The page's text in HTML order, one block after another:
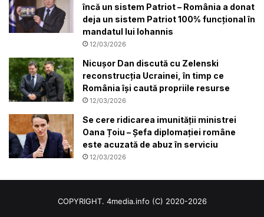
încă un sistem Patriot – România a donat
deja un sistem Patriot 100% funcțional în
mandatul lui Iohannis
12/03/2026
Nicușor Dan discută cu Zelenski
reconstrucția Ucrainei, în timp ce
România își caută propriile resurse
12/03/2026
Se cere ridicarea imunității ministrei
Oana Țoiu – Șefa diplomației române
este acuzată de abuz în serviciu
12/03/2026
COPYRIGHT. 4media.info (C) 2020-2026